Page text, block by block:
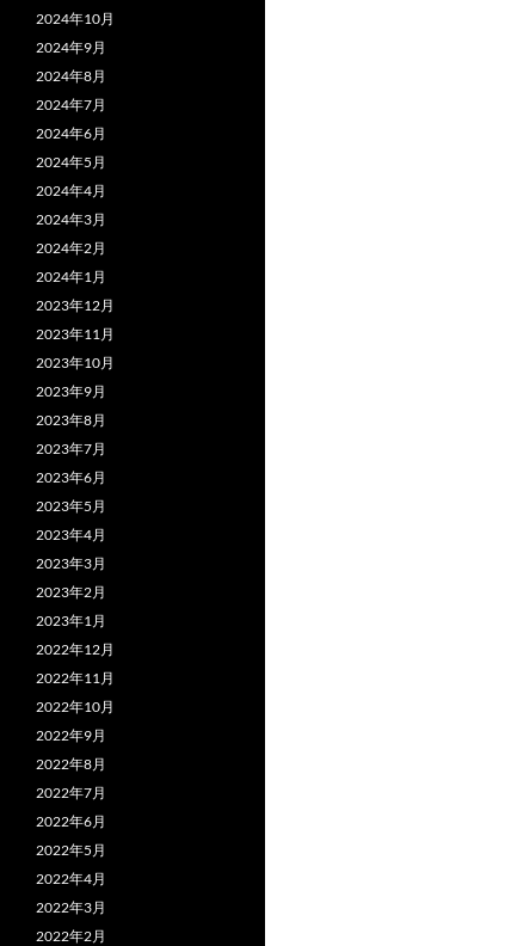
2024年10月
2024年9月
2024年8月
2024年7月
2024年6月
2024年5月
2024年4月
2024年3月
2024年2月
2024年1月
2023年12月
2023年11月
2023年10月
2023年9月
2023年8月
2023年7月
2023年6月
2023年5月
2023年4月
2023年3月
2023年2月
2023年1月
2022年12月
2022年11月
2022年10月
2022年9月
2022年8月
2022年7月
2022年6月
2022年5月
2022年4月
2022年3月
2022年2月